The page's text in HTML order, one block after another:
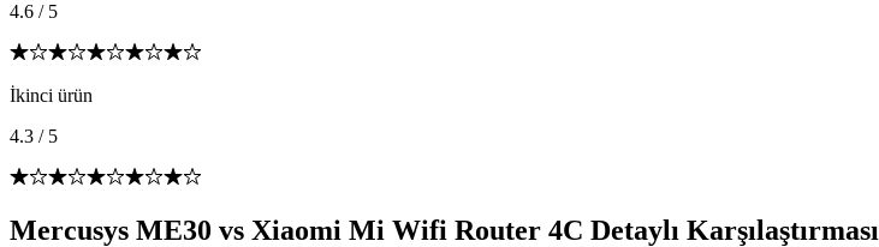
4.6 / 5
İkinci ürün
4.3 / 5
Mercusys ME30 vs Xiaomi Mi Wifi Router 4C Detaylı Karşılaştırması